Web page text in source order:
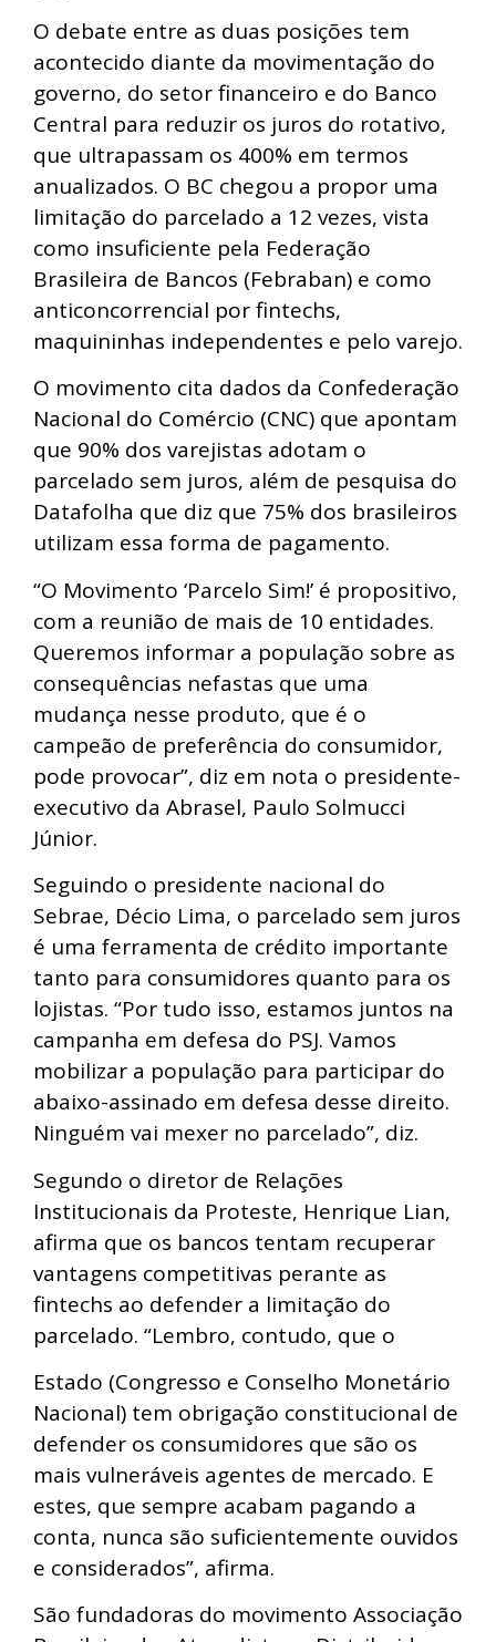
O debate entre as duas posições tem
acontecido diante da movimentação do
governo, do setor financeiro e do Banco
Central para reduzir os juros do rotativo,
que ultrapassam os 400% em termos
anualizados. O BC chegou a propor uma
limitação do parcelado a 12 vezes, vista
como insuficiente pela Federação
Brasileira de Bancos (Febraban) e como
anticoncorrencial por fintechs,
maquininhas independentes e pelo varejo.
O movimento cita dados da Confederação
Nacional do Comércio (CNC) que apontam
que 90% dos varejistas adotam o
parcelado sem juros, além de pesquisa do
Datafolha que diz que 75% dos brasileiros
utilizam essa forma de pagamento.
“O Movimento ‘Parcelo Sim!’ é propositivo,
com a reunião de mais de 10 entidades.
Queremos informar a população sobre as
consequências nefastas que uma
mudança nesse produto, que é o
campeão de preferência do consumidor,
pode provocar”, diz em nota o presidente-
executivo da Abrasel, Paulo Solmucci
Júnior.
Seguindo o presidente nacional do
Sebrae, Décio Lima, o parcelado sem juros
é uma ferramenta de crédito importante
tanto para consumidores quanto para os
lojistas. “Por tudo isso, estamos juntos na
campanha em defesa do PSJ. Vamos
mobilizar a população para participar do
abaixo-assinado em defesa desse direito.
Ninguém vai mexer no parcelado”, diz.
Segundo o diretor de Relações
Institucionais da Proteste, Henrique Lian,
afirma que os bancos tentam recuperar
vantagens competitivas perante as
fintechs ao defender a limitação do
parcelado. “Lembro, contudo, que o
Estado (Congresso e Conselho Monetário
Nacional) tem obrigação constitucional de
defender os consumidores que são os
mais vulneráveis agentes de mercado. E
estes, que sempre acabam pagando a
conta, nunca são suficientemente ouvidos
e considerados”, afirma.
São fundadoras do movimento Associação